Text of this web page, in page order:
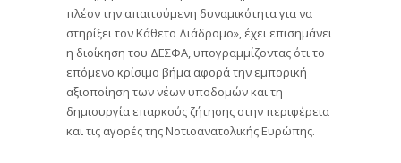
πλέον την απαιτούμενη δυναμικότητα για να
στηρίξει τον Κάθετο Διάδρομο», έχει επισημάνει
η διοίκηση του ΔΕΣΦΑ, υπογραμμίζοντας ότι το
επόμενο κρίσιμο βήμα αφορά την εμπορική
αξιοποίηση των νέων υποδομών και τη
δημιουργία επαρκούς ζήτησης στην περιφέρεια
και τις αγορές της Νοτιοανατολικής Ευρώπης.